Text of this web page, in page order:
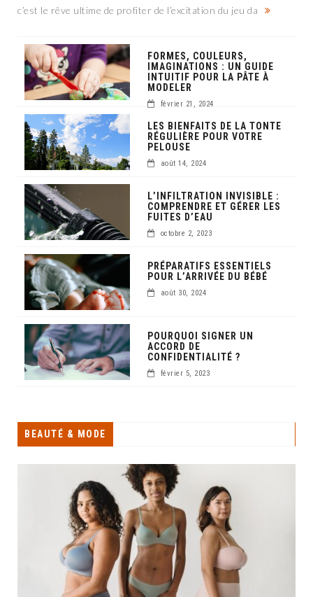
c’est le rêve ultime de profiter de l’excitation du jeu da
FORMES, COULEURS,
IMAGINATIONS : UN GUIDE
INTUITIF POUR LA PÂTE À
MODELER
février 21, 2024
LES BIENFAITS DE LA TONTE
RÉGULIÈRE POUR VOTRE
PELOUSE
août 14, 2024
L’INFILTRATION INVISIBLE :
COMPRENDRE ET GÉRER LES
FUITES D’EAU
octobre 2, 2023
PRÉPARATIFS ESSENTIELS
POUR L’ARRIVÉE DU BÉBÉ
août 30, 2024
POURQUOI SIGNER UN
ACCORD DE
CONFIDENTIALITÉ ?
février 5, 2023
BEAUTÉ & MODE